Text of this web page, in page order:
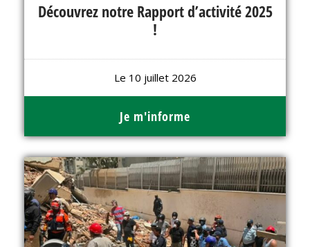
Découvrez notre Rapport d’activité 2025
!
Le 10 juillet 2026
Je m'informe